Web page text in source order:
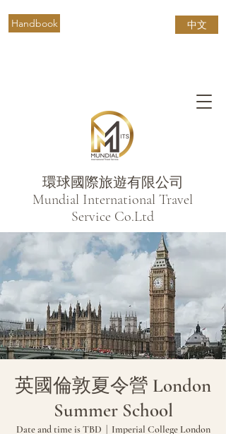
環球國際旅遊有限公司
​Mundial International Travel
Service Co.Ltd
中文
Handbook
英國倫敦夏令營 London
Summer School
Date and time is TBD Imperial College London